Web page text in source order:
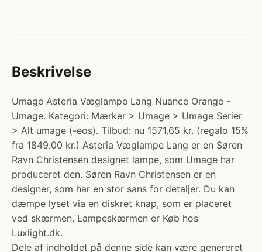
Beskrivelse
Umage Asteria Væglampe Lang Nuance Orange -
Umage. Kategori: Mærker > Umage > Umage Serier
> Alt umage (-eos). Tilbud: nu 1571.65 kr. (regalo 15%
fra 1849.00 kr.) Asteria Væglampe Lang er en Søren
Ravn Christensen designet lampe, som Umage har
produceret den. Søren Ravn Christensen er en
designer, som har en stor sans for detaljer. Du kan
dæmpe lyset via en diskret knap, som er placeret
ved skærmen. Lampeskærmen er Køb hos
Luxlight.dk.
Dele af indholdet på denne side kan være genereret